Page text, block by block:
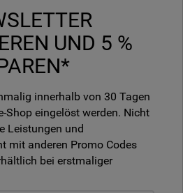
UND 5 %
innerhalb von 30 Tagen
Shop eingelöst werden. Nicht
Leistungen und
mit anderen Promo Codes
bei erstmaliger